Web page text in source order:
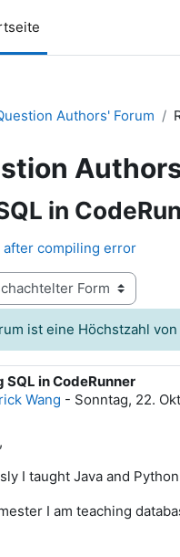
Authors' Forum
in
compiling error
ist eine Höchstzahl
SQL in CodeRunner
Wang - Sonntag, 22.
8
I taught Java and
I am teaching